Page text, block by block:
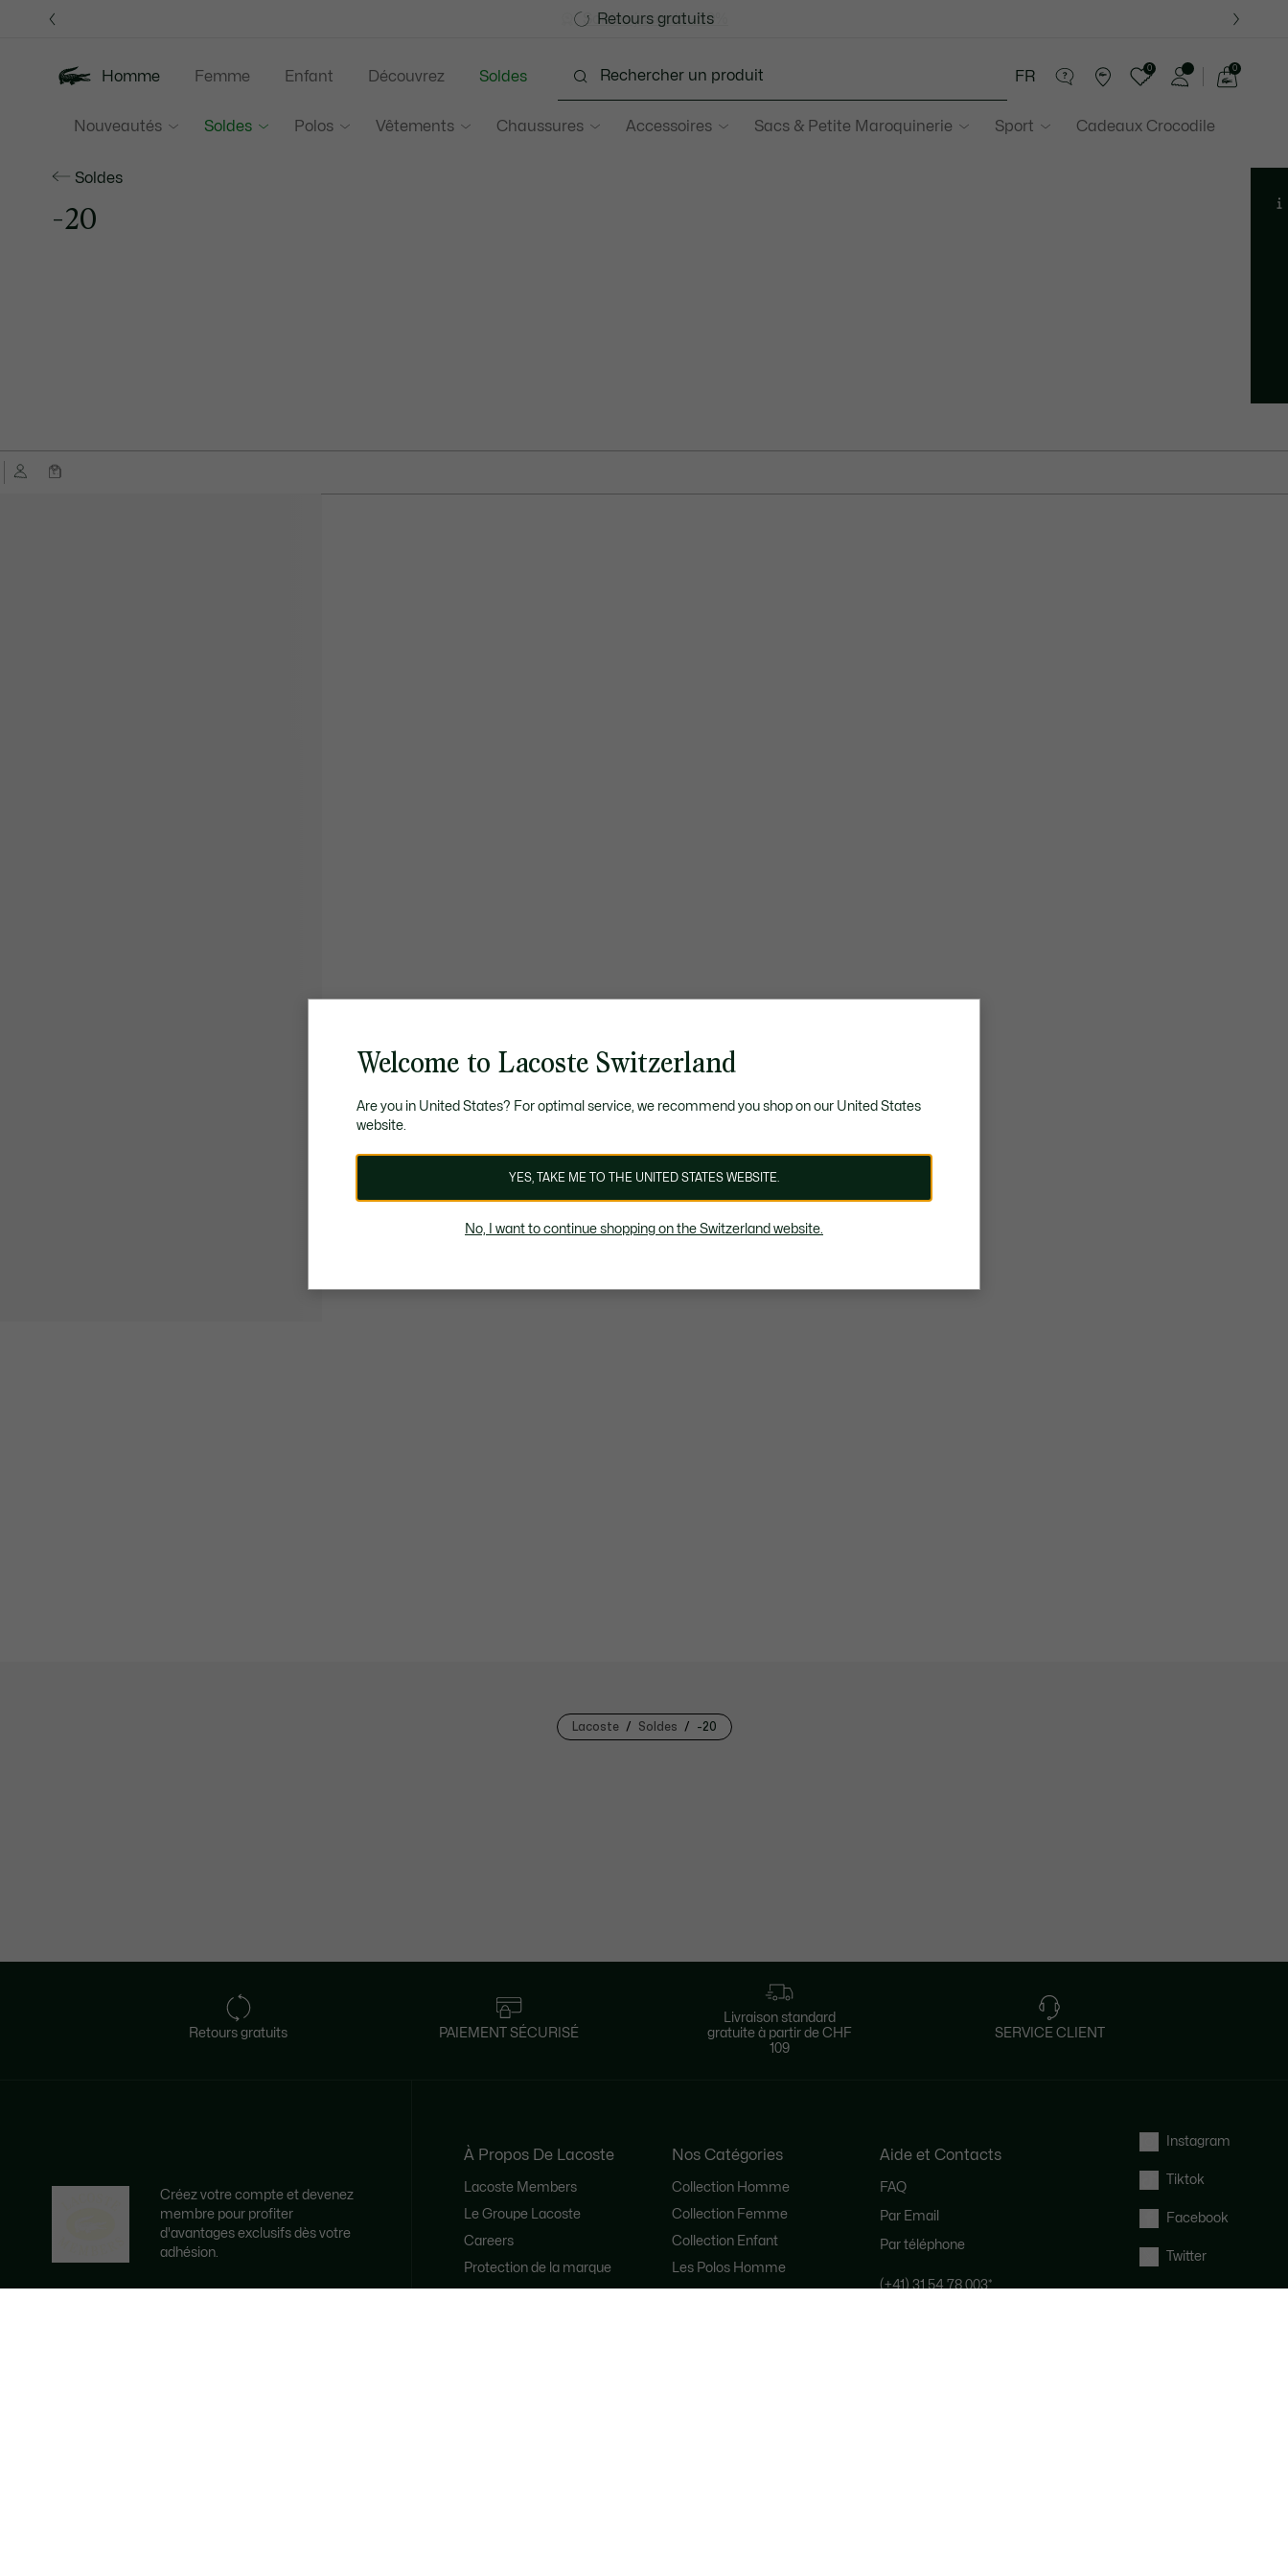
d’information
Retours gratuits
Devenez Lacoste Member!
Soldes jusqu'à -50%
Homme
Nouveautés Soldes Polos Vêtements Chaussures Accessoires Sacs & Petite Maroquinerie Sport Cadeaux Crocodile
Femme Enfant Découvrez Soldes FR
0
panier
0
Soldes
-20
Lacoste Soldes -20
Retours gratuits PAIEMENT SÉCURISÉ
Livraison standard
gratuite à partir de CHF
109
SERVICE CLIENT
Créez votre compte et devenez
membre pour profiter
d'avantages exclusifs dès votre
adhésion.
À Propos De Lacoste
Lacoste Members
Le Groupe Lacoste
Careers
Protection de la marque
Nos Catégories
Collection Homme
Collection Femme
Collection Enfant
Les Polos Homme
Aide et Contacts
FAQ
Par Email
Par téléphone
(+41) 31 54 78 003*
Instagram
Tiktok
Facebook
Twitter
Welcome to Lacoste Switzerland
Are you in United States? For optimal service, we recommend you shop on our United States
website.
YES, TAKE ME TO THE UNITED STATES WEBSITE.
No, I want to continue shopping on the Switzerland website.